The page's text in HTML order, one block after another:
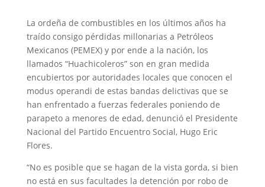
La ordeña de combustibles en los últimos años ha
traído consigo pérdidas millonarias a Petróleos
Mexicanos (PEMEX) y por ende a la nación, los
llamados “Huachicoleros” son en gran medida
encubiertos por autoridades locales que conocen el
modus operandi de estas bandas delictivas que se
han enfrentado a fuerzas federales poniendo de
parapeto a menores de edad, denunció el Presidente
Nacional del Partido Encuentro Social, Hugo Eric
Flores.
“No es posible que se hagan de la vista gorda, si bien
no está en sus facultades la detención por robo de